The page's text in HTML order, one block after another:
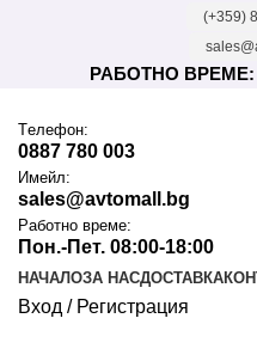
(+359)
РАБОТНО ВРЕМЕ:
Tелефон:
0887 780 003
Имейл:
sales@avtomall.bg
Работно време:
Пон.-Пет. 08:00-18:00
НАЧАЛОЗА НАСДОСТАВКА
Вход / Регистрация